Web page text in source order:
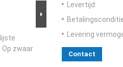
Op zwaar
Levertijd:
Levering
Contact